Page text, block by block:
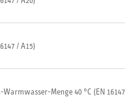
/ A15)
Menge 40 °C (EN